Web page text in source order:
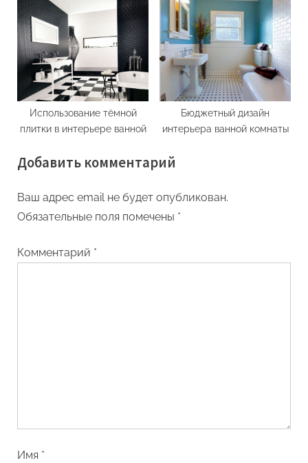
Использование тёмной
плитки в интерьере ванной
Бюджетный дизайн
интерьера ванной комнаты
Добавить комментарий
Ваш адрес email не будет опубликован.
Обязательные поля помечены *
Комментарий *
Имя *